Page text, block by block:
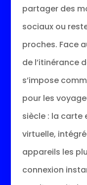
partager des
sociaux ou
proches. Face
de l’itinérance
s’impose
pour les
siècle : la carte
virtuelle,
appareils les
connexion